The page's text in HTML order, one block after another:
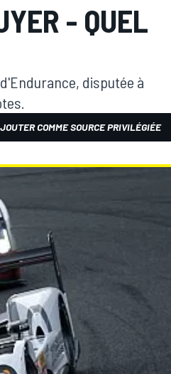
- QUEL
disputée à
COMME SOURCE PRIVILÉGIÉE